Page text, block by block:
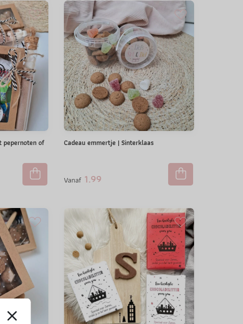
pepernoten of
Cadeau emmertje | Sinterklaas
Vanaf1.99